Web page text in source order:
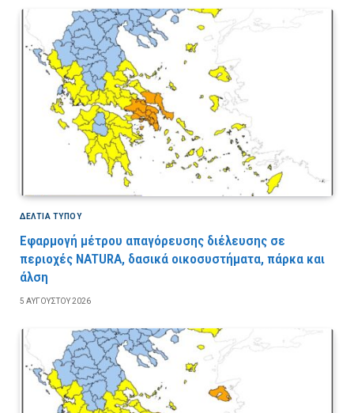
ΔΕΛΤΙΑ ΤΥΠΟΥ
Εφαρμογή μέτρου απαγόρευσης διέλευσης σε
περιοχές NATURA, δασικά οικοσυστήματα, πάρκα και
άλση
5 ΑΥΓΟΎΣΤΟΥ 2026